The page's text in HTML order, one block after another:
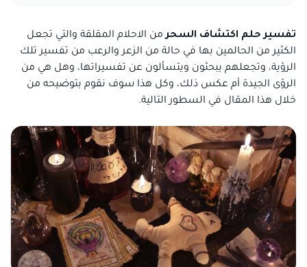
تفسير حلم اكتشاف السحرمن الاحلام المقلقة والتي تجعل
الكثير من الحالمين بها في حالة من الزعر والرعب من تفسير تلك
الرؤية، وتجعلهم يبحثون ويتسألون عن تفسيراتها، وهل هي من
الرؤى الجيدة أم عكس ذلك، وكل هذا سوف نقوم بتوضيحه من
خلال هذا المقال في السطور التالية.